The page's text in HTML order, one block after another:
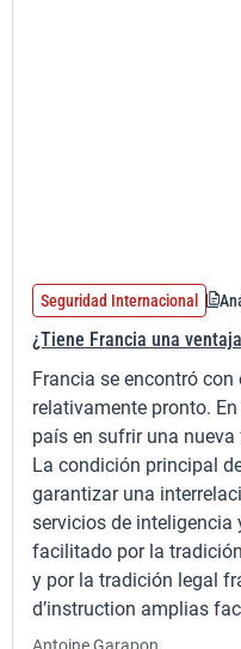
Seguridad Internacional
¿Tiene Francia una
Francia se encontró
relativamente pronto.
país en sufrir una
La condición principal
garantizar una
servicios de inteligencia
facilitado por la
y por la tradición legal
d’instruction amplias